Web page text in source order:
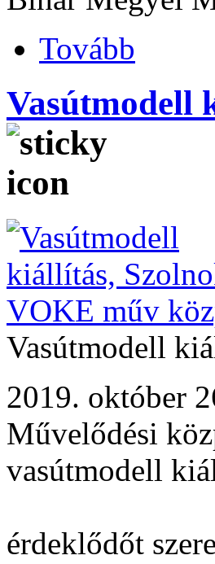
Tovább
Vasútmodell
Vasútmodell
2019. október
Művelődési
vasútmodell
érdeklődőt